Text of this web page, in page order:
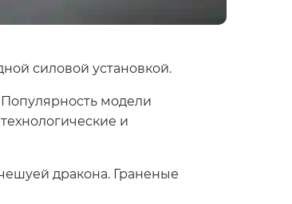
силовой установкой.
модели
и
дракона. Граненые